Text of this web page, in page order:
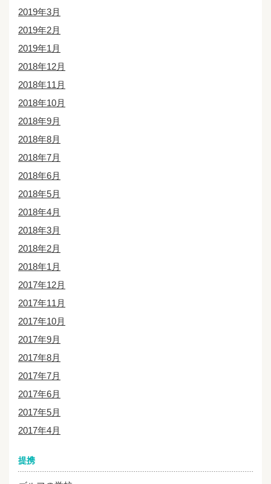
2019年3月
2019年2月
2019年1月
2018年12月
2018年11月
2018年10月
2018年9月
2018年8月
2018年7月
2018年6月
2018年5月
2018年4月
2018年3月
2018年2月
2018年1月
2017年12月
2017年11月
2017年10月
2017年9月
2017年8月
2017年7月
2017年6月
2017年5月
2017年4月
提携